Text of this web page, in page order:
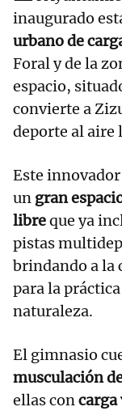
inaugurado
urbano de
Foral y de la
espacio,
convierte a
deporte al aire
Este
un gran
libreque ya
pistas
brindando a la
para la
naturaleza.
El gimnasio
musculación
ellas concarga